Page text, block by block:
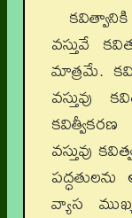
వస్తువే
మాత్రమే.
వస్తువు
వస్తువు
వ్యాస